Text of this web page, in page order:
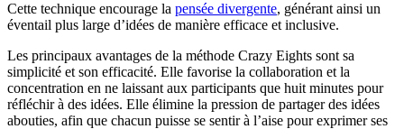
Cette technique encourage la pensée divergente, générant ainsi un
éventail plus large d’idées de manière efficace et inclusive.
Les principaux avantages de la méthode Crazy Eights sont sa
simplicité et son efficacité. Elle favorise la collaboration et la
concentration en ne laissant aux participants que huit minutes pour
réfléchir à des idées. Elle élimine la pression de partager des idées
abouties, afin que chacun puisse se sentir à l’aise pour exprimer ses